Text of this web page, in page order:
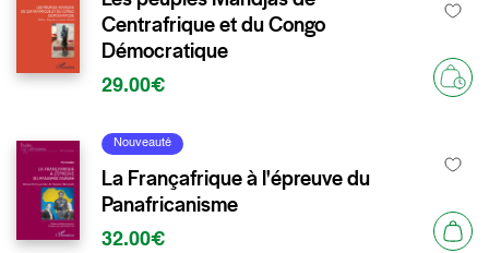
Centrafrique et du Congo
Démocratique
29.00€
Nouveauté
La Françafrique à l'épreuve du
Panafricanisme
32.00€